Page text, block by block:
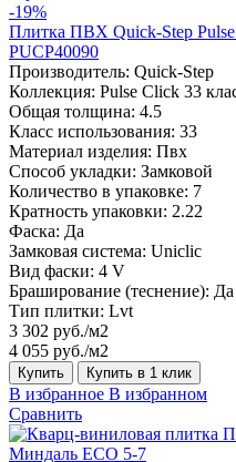
-19%
Плитка ПВХ Quick-Step
PUCP40090
Производитель: Quick-Step
Коллекция: Pulse Click 33
Общая толщина: 4.5
Класс использования: 33
Материал изделия: Пвх
Способ укладки: Замковой
Количество в упаковке: 7
Кратность упаковки: 2.22
Фаска: Да
Замковая система: Uniclic
Вид фаски: 4 V
Браширование (теснение): Да
Тип плитки: Lvt
3 302 руб./м2
4 055 руб./м2
Купить Купить в 1 клик
В избранное В избранном
Сравнить